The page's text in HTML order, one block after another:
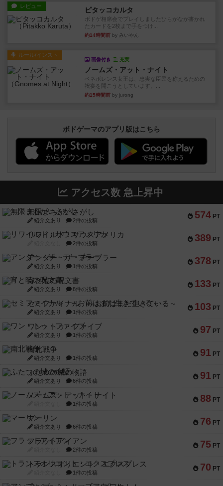
レビュー ピタッコカルタ
ボドゲ相席会でプレイしましたひらがなが書かれ
たカードを2枚まで手をつけ...
約14時間前 by みいやん
ルール/インスト
画像付き 充実
ノームズ・アット・ナイト
ベネボレンス女王は、忠実な臣民を称えるための
祝宴を開こうとしています。...
約15時間前 by jurong
ボドゲーマのアプリ版はこちら
アクセス数 急上昇中
574 PT
無限まちがいさがし
紹介文あり 2件の投稿
389 PT
リワイルド：サウスアメリカ
2件の投稿
378 PT
アンダー・ザ・テーブラー
紹介文あり 1件の投稿
133 PT
宵と暁の呪文書
紹介文あり 8件の投稿
103 PT
セミファイナル ～お前はまだ生きている～
紹介文あり 1件の投稿
97 PT
ワン・トゥ・ファイブ
紹介文あり 1件の投稿
91 PT
南北戦争
紹介文あり 1件の投稿
91 PT
ふたつの城の物語
紹介文あり 6件の投稿
88 PT
ノームズ・アット・ナイト
1件の投稿
76 PT
マーリン
紹介文あり 6件の投稿
75 PT
フラットアイアン
2件の投稿
70 PT
トランスオリエント・エクスプレス
1件の投稿